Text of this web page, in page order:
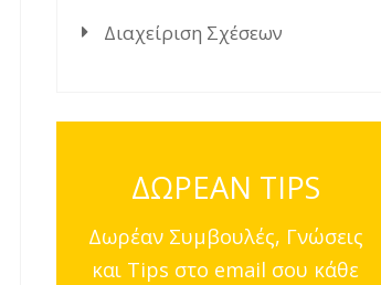
Διαχείριση Σχέσεων
ΔΩΡΕΑΝ TIPS
Δωρέαν Συμβουλές, Γνώσεις
και Tips στο email σου κάθε